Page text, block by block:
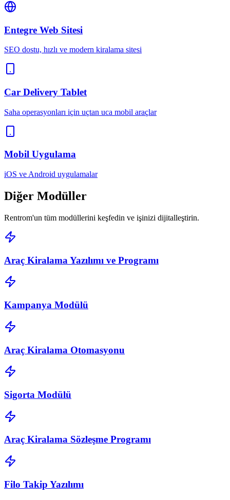
Entegre Web Sitesi
SEO dostu, hızlı ve modern kiralama sitesi
Car Delivery Tablet
Saha operasyonları için uçtan uca mobil araçlar
Mobil Uygulama
iOS ve Android uygulamalar
Diğer Modüller
Rentrom'un tüm modüllerini keşfedin ve işinizi dijitalleştirin.
Araç Kiralama Yazılımı ve Programı
Kampanya Modülü
Araç Kiralama Otomasyonu
Sigorta Modülü
Araç Kiralama Sözleşme Programı
Filo Takip Yazılımı